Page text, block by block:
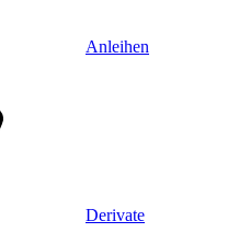
Anleihen
Derivate